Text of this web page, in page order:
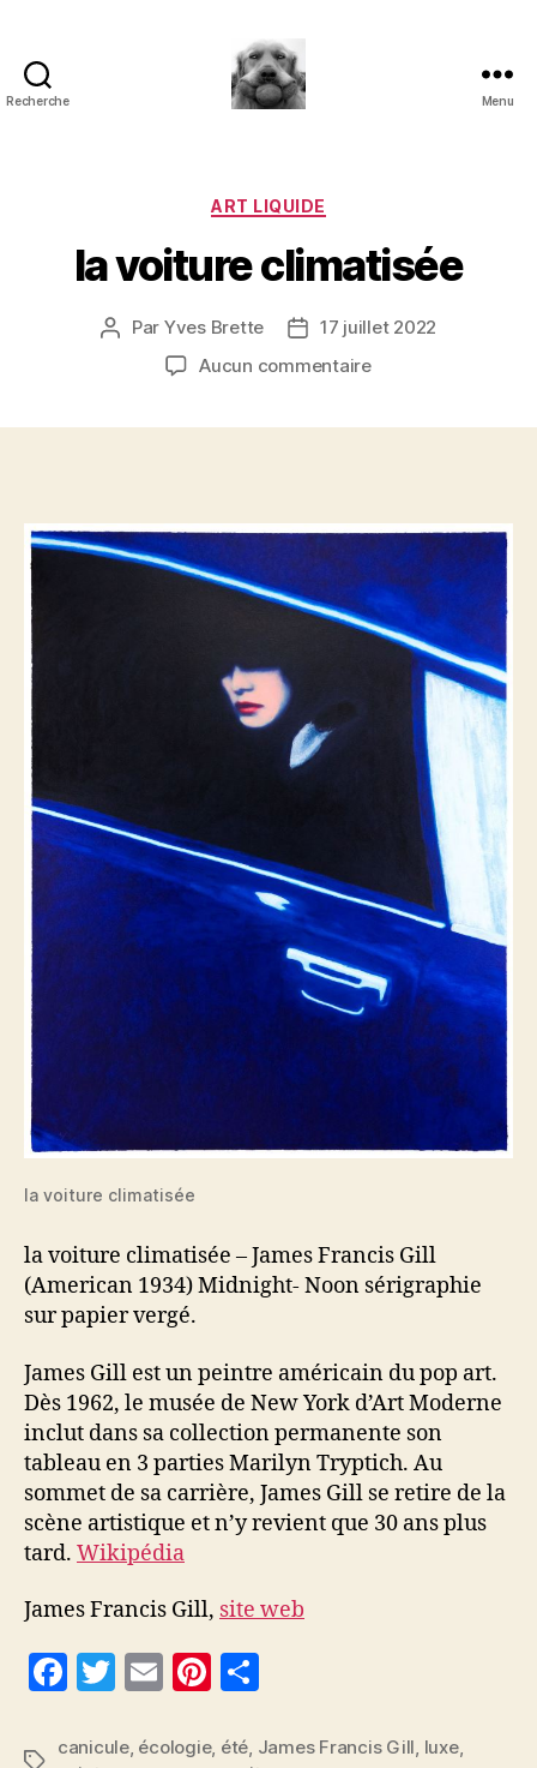
Recherche
paradoxe
fleur
Menu
Catégories
ART LIQUIDE
la voiture climatisée
Auteur
Par Yves Brette
Date17 juillet 2022
Aucun commentairesur
la voiture climatisée
la voiture climatisée – James Francis Gill
(American 1934) Midnight- Noon sérigraphie
sur papier vergé.
James Gill est un peintre américain du pop art.
Dès 1962, le musée de New York d’Art Moderne
inclut dans sa collection permanente son
tableau en 3 parties Marilyn Tryptich. Au
sommet de sa carrière, James Gill se retire de la
scène artistique et n’y revient que 30 ans plus
tard. Wikipédia
James Francis Gill, site web
F
c
T
itt
E
ai
Pi
er rt
Étiquettes
canicule, écologie, été, James Francis Gill, luxe,